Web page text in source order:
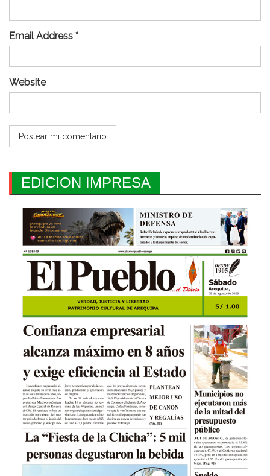
Email Address *
Website
EDICION IMPRESA